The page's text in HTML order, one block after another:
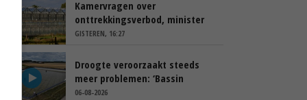
Kamervragen over
onttrekkingsverbod, minister
spreekt van ‘ondernemersrisico’
GISTEREN, 16:27
Droogte veroorzaakt steeds
meer problemen: ‘Bassin
afgelopen week al leeg’
06-08-2026